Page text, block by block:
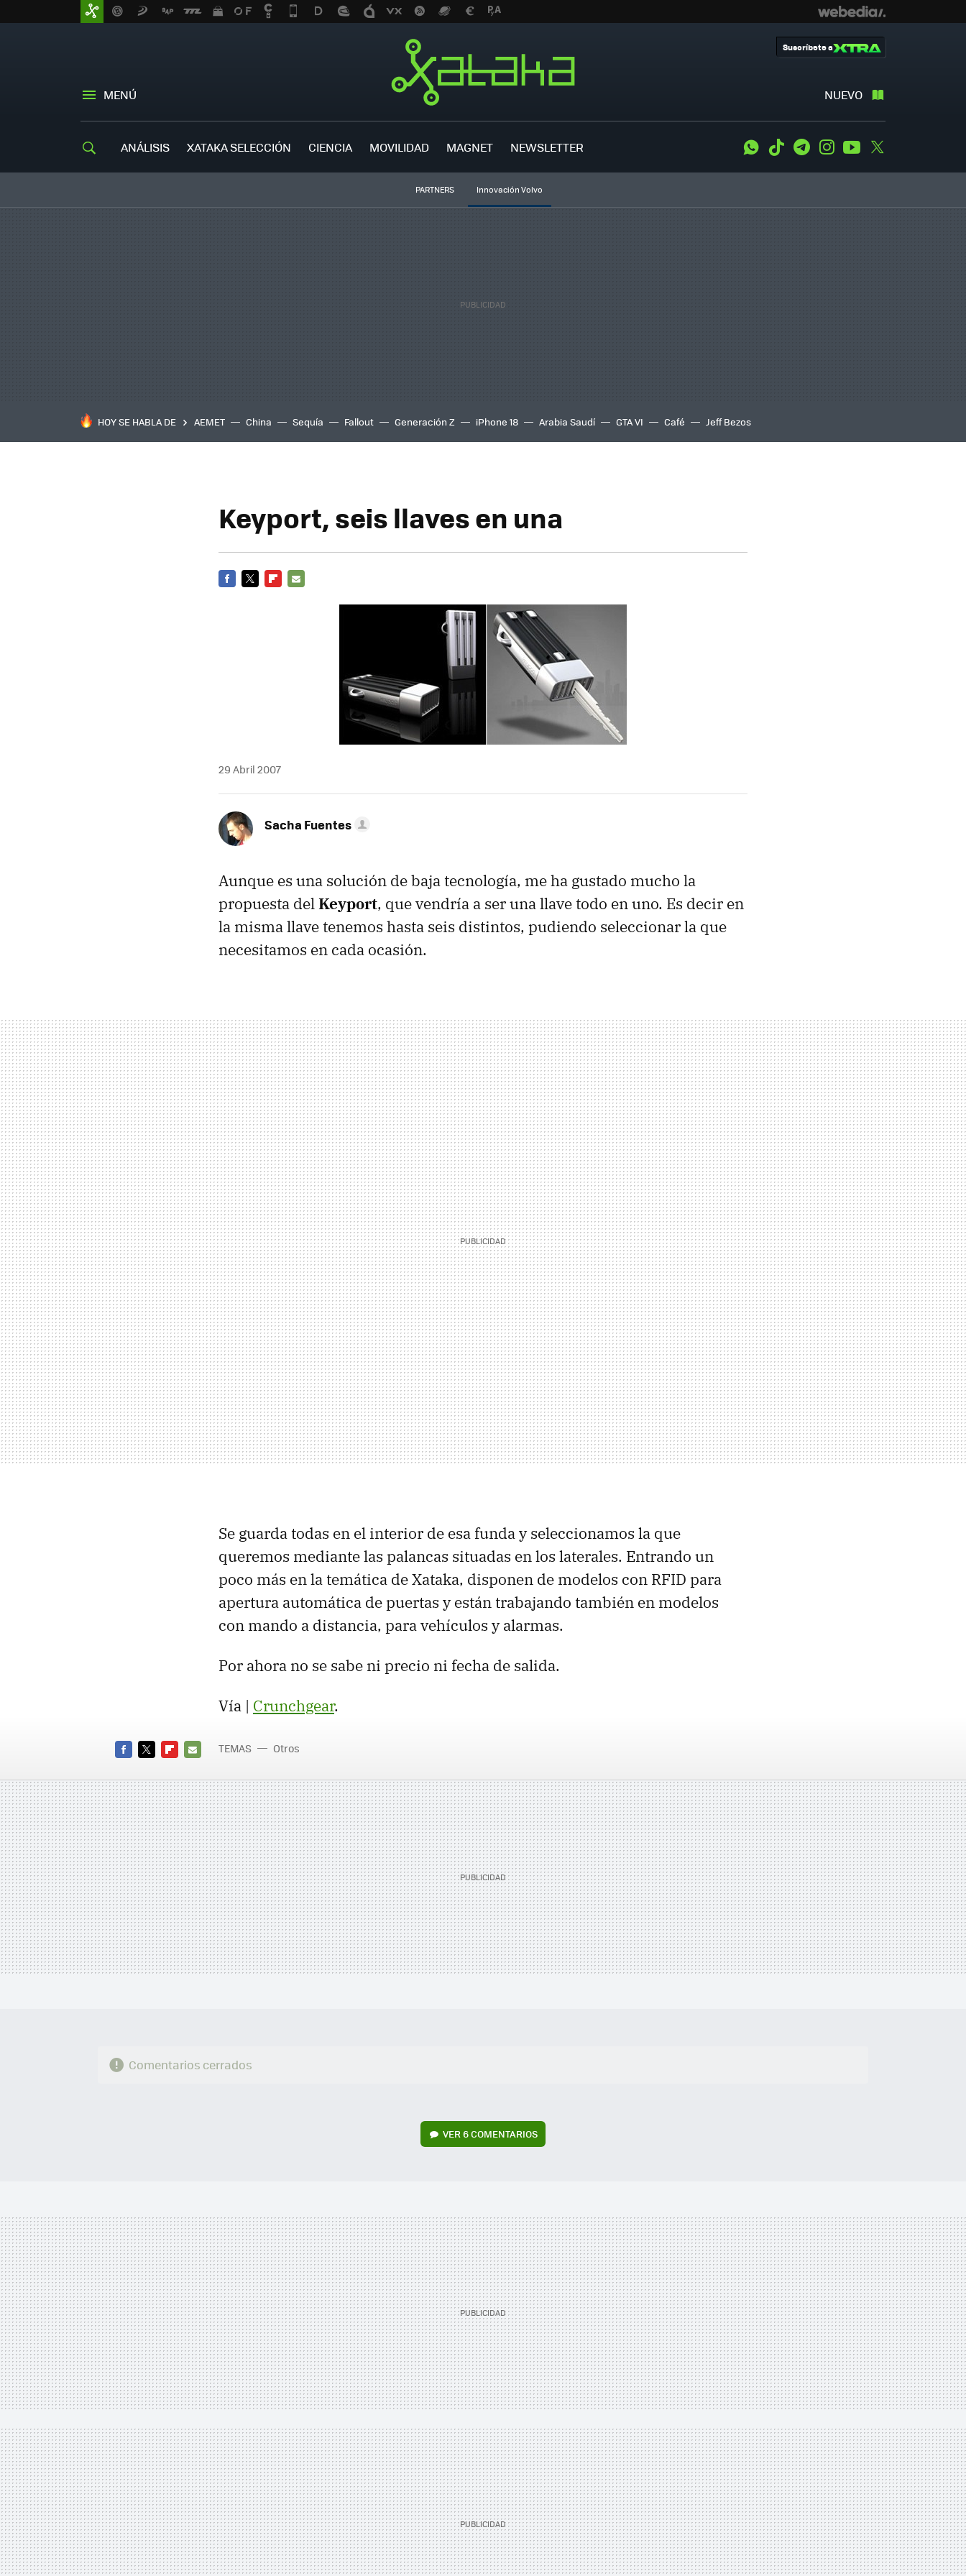
MENÚ NUEVO
Suscríbete a
ANÁLISIS XATAKA SELECCIÓN CIENCIA MOVILIDAD MAGNET NEWSLETTER WhatsApp
Tiktok TelegramInstagramYoutube
PARTNERS Innovación Volvo
HOY SE HABLA DE AEMET China Sequía Fallout Generación Z iPhone 18 Arabia Saudí GTA VI Café Jeff Bezos
Keyport, seis llaves en una
29 Abril 2007
Sacha Fuentes
Aunque es una solución de baja tecnología, me ha gustado mucho la
propuesta delKeyport, que vendría a ser una llave todo en uno. Es decir en
la misma llave tenemos hasta seis distintos, pudiendo seleccionar la que
necesitamos en cada ocasión.
Se guarda todas en el interior de esa funda y seleccionamos la que
queremos mediante las palancas situadas en los laterales. Entrando un
poco más en la temática de Xataka, disponen de modelos con RFID para
apertura automática de puertas y están trabajando también en modelos
con mando a distancia, para vehículos y alarmas.
Por ahora no se sabe ni precio ni fecha de salida.
Vía | Crunchgear.
MAIL
TEMAS Otros
Comentarios cerrados
VER6 COMENTARIOS